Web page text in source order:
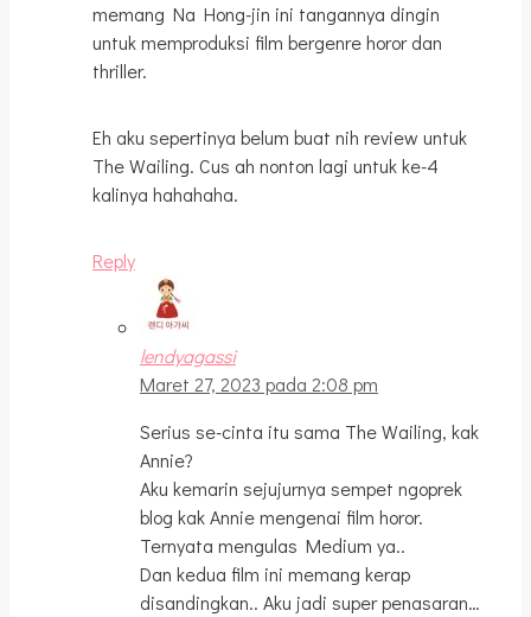
memang Na Hong-jin ini tangannya dingin
untuk memproduksi film bergenre horor dan
thriller.
Eh aku sepertinya belum buat nih review untuk
The Wailing. Cus ah nonton lagi untuk ke-4
kalinya hahahaha.
Reply
lendyagassi
Maret 27, 2023 pada 2:08 pm
Serius se-cinta itu sama The Wailing, kak
Annie?
Aku kemarin sejujurnya sempet ngoprek
blog kak Annie mengenai film horor.
Ternyata mengulas Medium ya..
Dan kedua film ini memang kerap
disandingkan.. Aku jadi super penasaran…